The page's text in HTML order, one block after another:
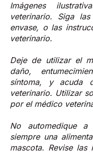
Imágenes
veterinario. Siga
envase, o las
veterinario.
Deje de utilizar el
daño,
síntoma, y acuda
veterinario. Utilizar
por el médico
No automedique a
siempre una
mascota. Revise